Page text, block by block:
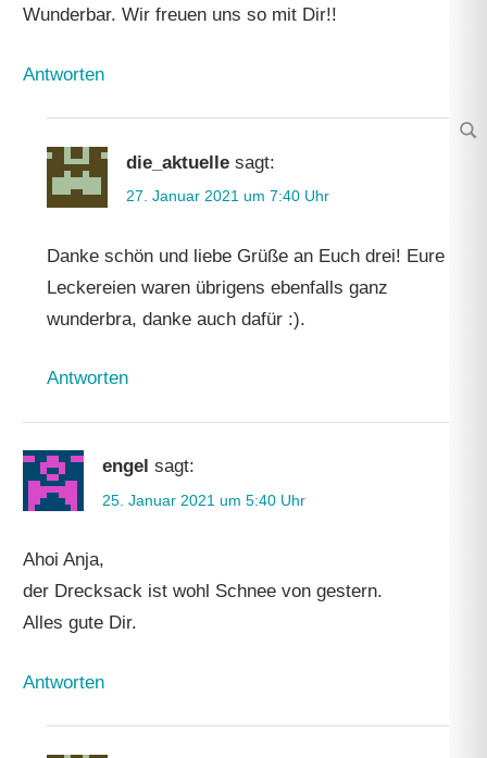
Wunderbar. Wir freuen uns so mit Dir!!
Antworten
die_aktuelle sagt:
27. Januar 2021 um 7:40 Uhr
Danke schön und liebe Grüße an Euch drei! Eure
Leckereien waren übrigens ebenfalls ganz
wunderbra, danke auch dafür :).
Antworten
engel sagt:
25. Januar 2021 um 5:40 Uhr
Ahoi Anja,
der Drecksack ist wohl Schnee von gestern.
Alles gute Dir.
Antworten